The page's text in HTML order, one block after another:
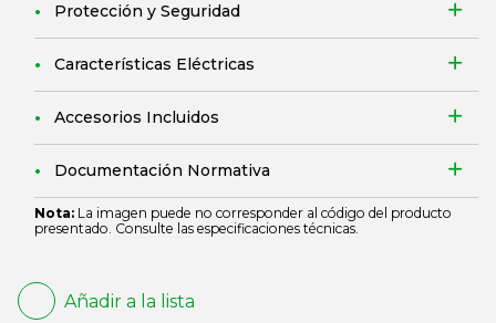
Protección y Seguridad
Características Eléctricas
Accesorios Incluidos
Documentación Normativa
Nota: La imagen puede no corresponder al código del producto
presentado. Consulte las especificaciones técnicas.
Añadir a la lista